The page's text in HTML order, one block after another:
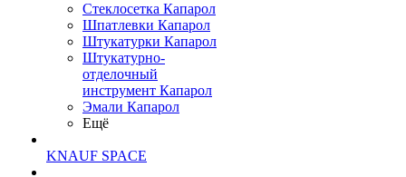
Cтеклосетка Капарол
Шпатлевки Капарол
Штукатурки Капарол
Штукатурно-
отделочный
инструмент Капарол
Эмали Капарол
Ещё
KNAUF SPACE